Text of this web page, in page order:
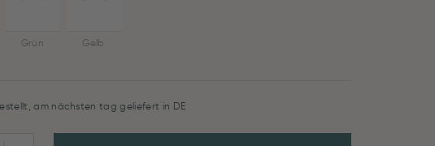
Grün Gelb
am nächsten tag geliefert in DE